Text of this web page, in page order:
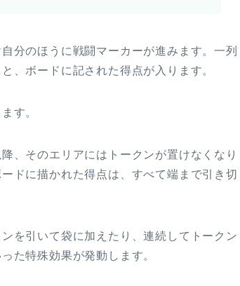
分のほうに戦闘マーカーが進みます。一列
、ボードに記された得点が入ります。
す。
、そのエリアにはトークンが置けなくなり
ドに描かれた得点は、すべて端まで引き切
を引いて袋に加えたり、連続してトークン
た特殊効果が発動します。